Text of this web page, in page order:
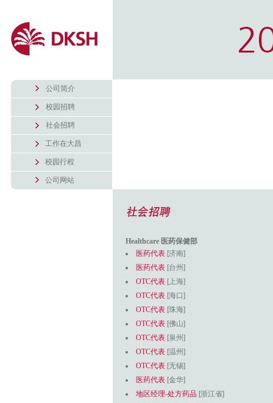
公司简介
校园招聘
社会招聘
工作在大昌
校园行程
公司网站
Healthcare 医药保健部
医药代表[济南]
医药代表[台州]
OTC代表[上海]
OTC代表[海口]
OTC代表[珠海]
OTC代表[佛山]
OTC代表[泉州]
OTC代表[温州]
OTC代表[无锡]
医药代表[金华]
地区经理-处方药品[浙江省]